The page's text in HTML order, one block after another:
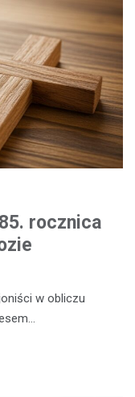
rocznica
w obliczu